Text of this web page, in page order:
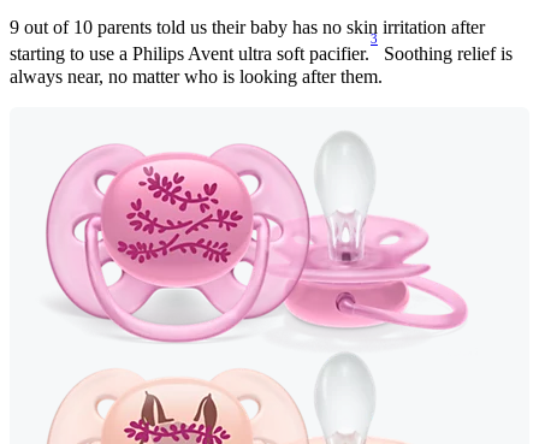
9 out of 10 parents told us their baby has no skin irritation after
starting to use a Philips Avent ultra soft pacifier.
3
Soothing relief is
always near, no matter who is looking after them.